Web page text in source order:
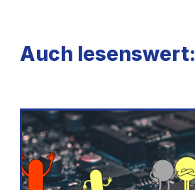
Auch lesenswert: